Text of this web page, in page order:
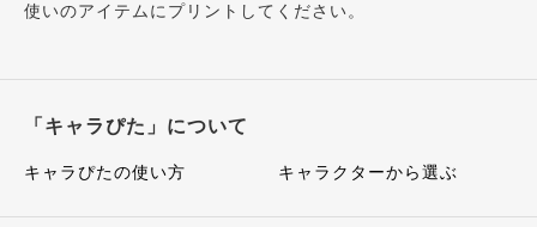
使いのアイテムにプリントしてください。
「キャラぴた」について
キャラぴたの使い方 キャラクターから選ぶ